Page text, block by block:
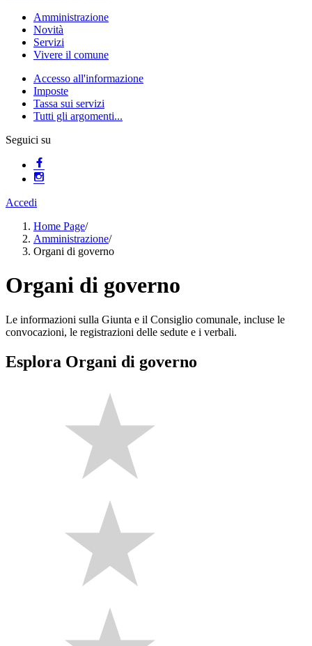
Amministrazione
Novità
Servizi
Vivere il comune
Accesso all'informazione
Imposte
Tassa sui servizi
Tutti gli argomenti...
Seguici su
Accedi
Home Page/
Amministrazione/
Organi di governo
Organi di governo
Le informazioni sulla Giunta e il Consiglio comunale, incluse le
convocazioni, le registrazioni delle sedute e i verbali.
Esplora Organi di governo